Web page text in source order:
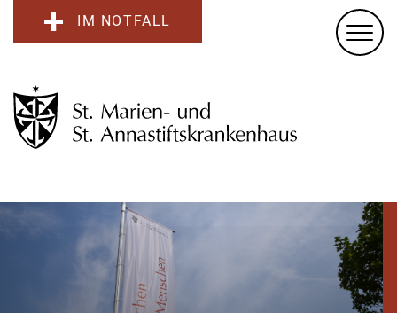
IM NOTFALL